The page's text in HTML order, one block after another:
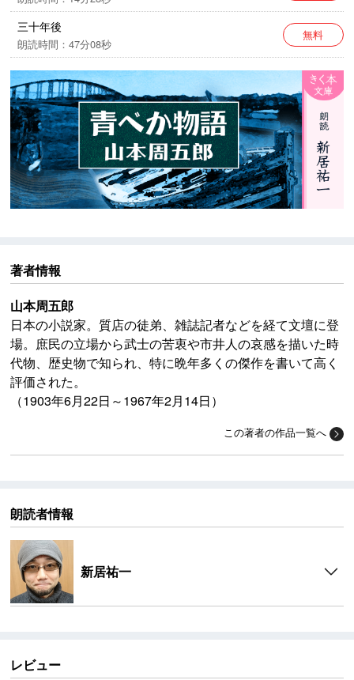
三十年後
朗読時間：47分08秒
無料
著者情報
山本周五郎
日本の小説家。質店の徒弟、雑誌記者などを経て文壇に登
場。庶民の立場から武士の苦衷や市井人の哀感を描いた時
代物、歴史物で知られ、特に晩年多くの傑作を書いて高く
評価された。
（1903年6月22日～1967年2月14日）
この著者の作品一覧へ
朗読者情報
新居祐一
レビュー